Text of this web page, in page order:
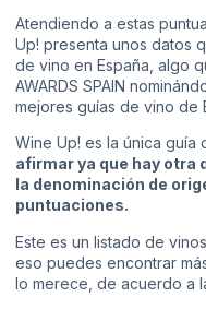
Atendiendo a estas
Up! presenta unos datos
de vino en España, algo
AWARDS SPAIN
mejores guías de vino de
Wine Up! es la única guía
afirmar ya que hay otra
la denominación de
puntuaciones.
Este es un listado de
eso puedes encontrar
lo merece, de acuerdo a